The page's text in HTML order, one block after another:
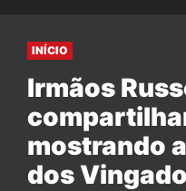
INÍCIO
Irmãos
mostrando
dos